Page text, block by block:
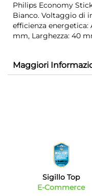
Philips Economy
Bianco. Voltaggio di
efficienza energetica:
mm, Larghezza: 40
Maggiori
Sigillo Top
E-Commerce